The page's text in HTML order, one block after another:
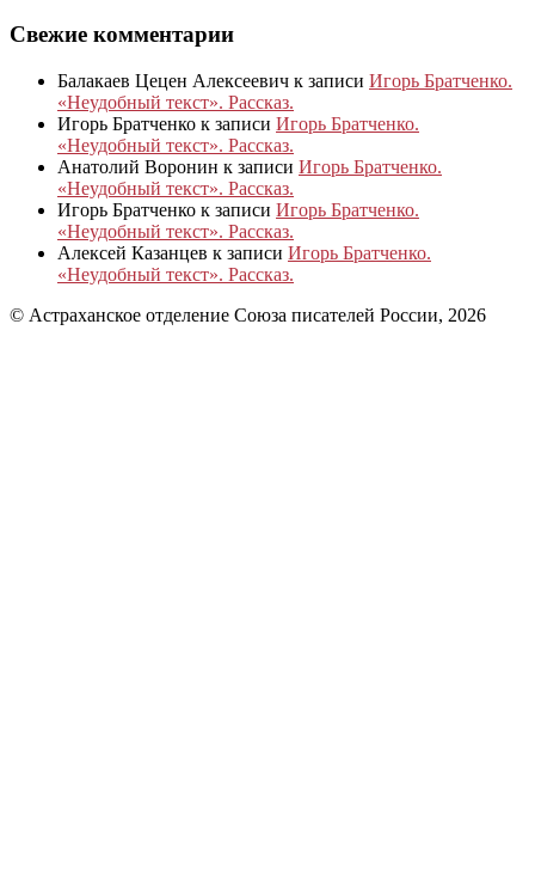
Свежие комментарии
Балакаев Цецен Алексеевич к записи Игорь Братченко.
«Неудобный текст». Рассказ.
Игорь Братченко к записи Игорь Братченко.
«Неудобный текст». Рассказ.
Анатолий Воронин к записи Игорь Братченко.
«Неудобный текст». Рассказ.
Игорь Братченко к записи Игорь Братченко.
«Неудобный текст». Рассказ.
Алексей Казанцев к записи Игорь Братченко.
«Неудобный текст». Рассказ.
© Астраханское отделение Союза писателей России, 2026